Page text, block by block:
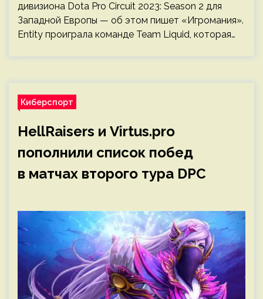
дивизиона Dota Pro Circuit 2023: Season 2 для
Западной Европы — об этом пишет «Игромания».
Entity проиграла команде Team Liquid, которая…
Киберспорт
HellRaisers и Virtus.pro
пополнили список побед
в матчах второго тура DPC